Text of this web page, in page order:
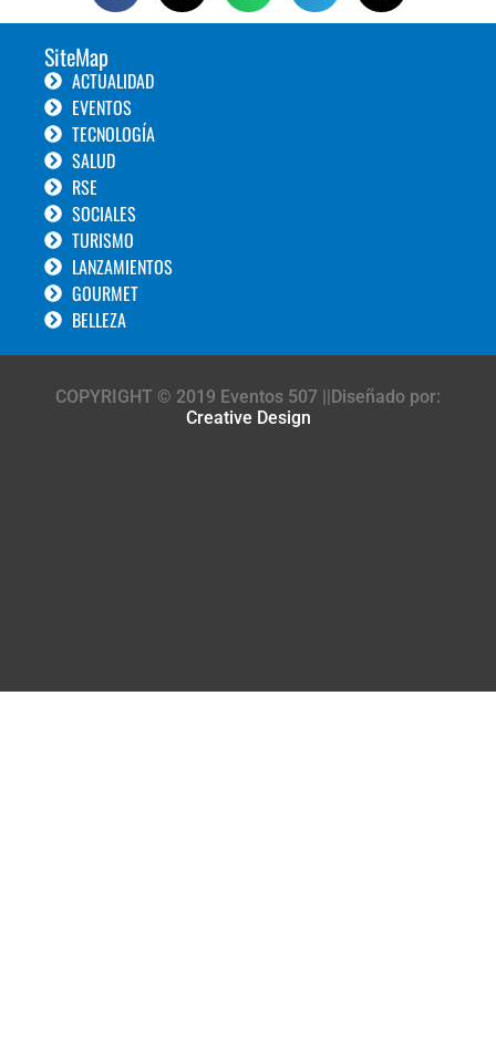
SiteMap
ACTUALIDAD
EVENTOS
TECNOLOGÍA
SALUD
RSE
SOCIALES
TURISMO
LANZAMIENTOS
GOURMET
BELLEZA
COPYRIGHT © 2019 Eventos 507 ||Diseñado por:
Creative Design